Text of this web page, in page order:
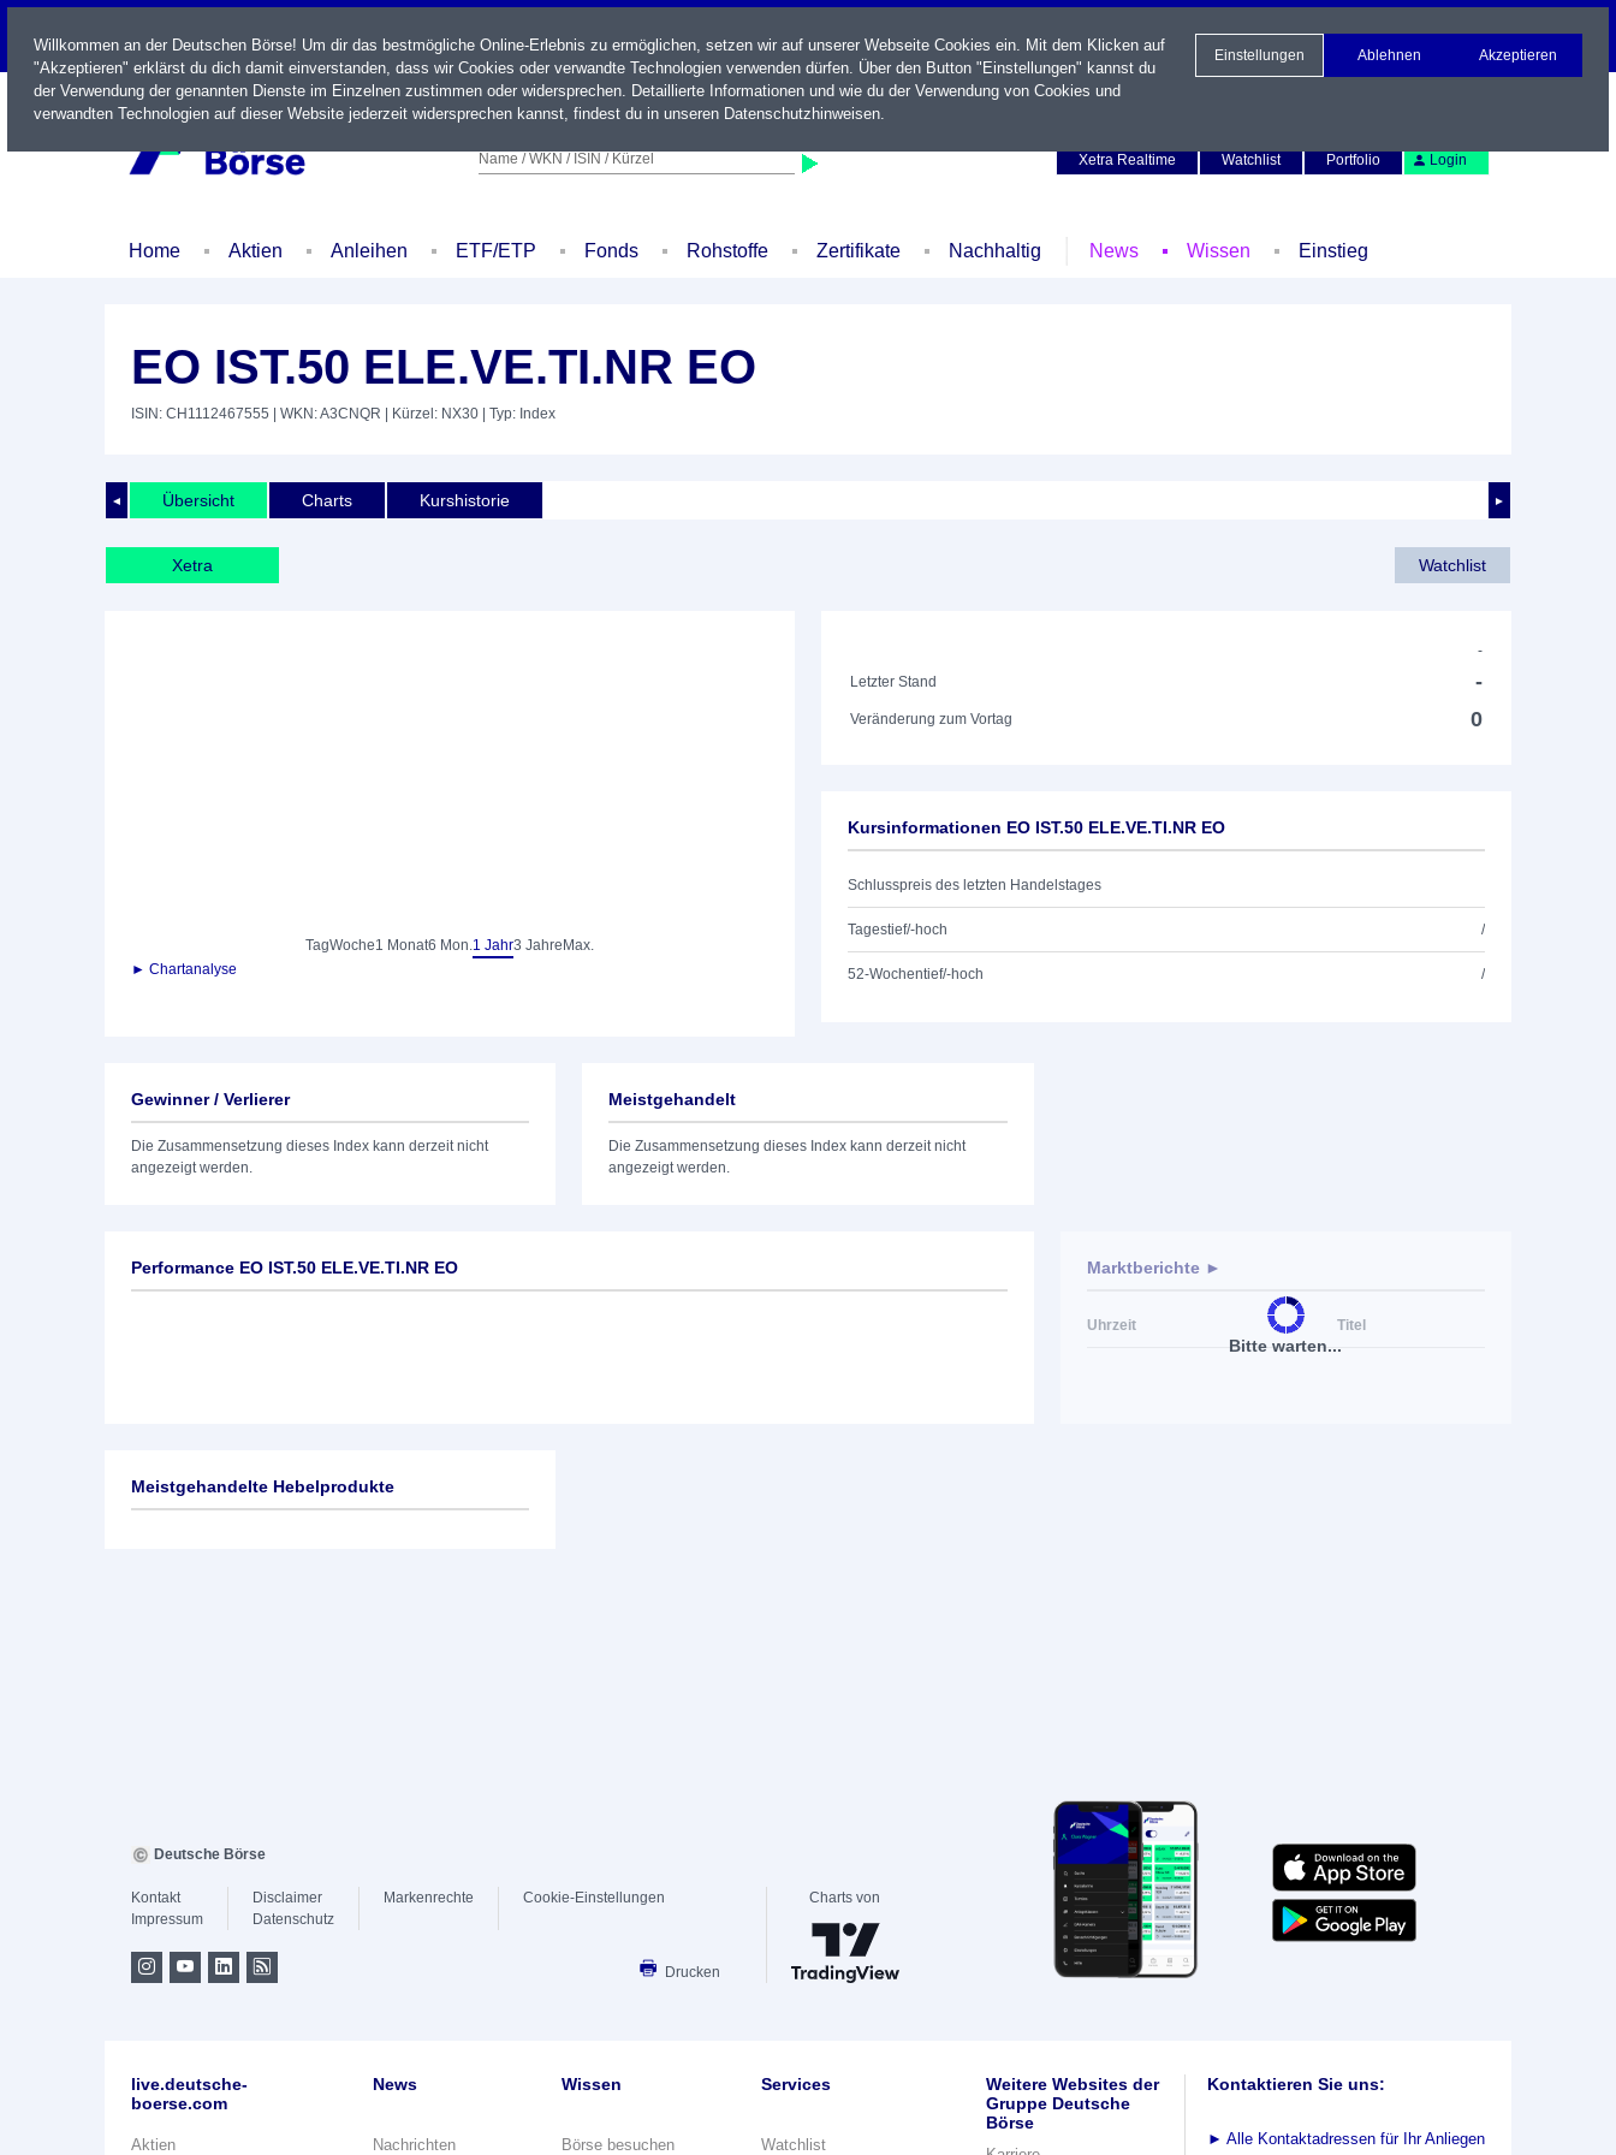
LIVE
Name / WKN / ISIN / Kürzel
Xetra Realtime
Watchlist Portfolio Login
Home Aktien Anleihen ETF/ETP Fonds Rohstoffe Zertifikate Nachhaltig News Wissen Einstieg
EO IST.50 ELE.VE.TI.NR EO
ISIN: CH1112467555 | WKN: A3CNQR | Kürzel: NX30 | Typ: Index
◄ ►
Übersicht Charts Kurshistorie
Xetra Watchlist
TagWoche1 Monat6 Mon.1 Jahr3 Jahre Max.
► Chartanalyse
-
Letzter Stand
-
Veränderung zum Vortag 0
Kursinformationen EO IST.50 ELE.VE.TI.NR EO
Schlusspreis des letzten Handelstages
Tagestief/-hoch /
52-Wochentief/-hoch /
Gewinner / Verlierer
Die Zusammensetzung dieses Index kann derzeit nicht
angezeigt werden.
Meistgehandelt
Die Zusammensetzung dieses Index kann derzeit nicht
angezeigt werden.
Performance EO IST.50 ELE.VE.TI.NR EO
Bitte warten...
Marktberichte ►
Uhrzeit Titel
Meistgehandelte Hebelprodukte
Willkommen an der Deutschen Börse! Um dir das bestmögliche Online-Erlebnis zu ermöglichen, setzen wir auf unserer Webseite Cookies ein. Mit dem Klicken auf
"Akzeptieren" erklärst du dich damit einverstanden, dass wir Cookies oder verwandte Technologien verwenden dürfen. Über den Button "Einstellungen" kannst du
der Verwendung der genannten Dienste im Einzelnen zustimmen oder widersprechen. Detaillierte Informationen und wie du der Verwendung von Cookies und
verwandten Technologien auf dieser Website jederzeit widersprechen kannst, findest du in unseren Datenschutzhinweisen.
Einstellungen Ablehnen Akzeptieren
Deutsche Börse
Kontakt
Impressum
Disclaimer
Datenschutz
Markenrechte Cookie-Einstellungen
Drucken
Charts von
live.deutsche-
boerse.com
Aktien
News
Nachrichten
Wissen
Börse besuchen
Services
Watchlist
Weitere Websites der
Gruppe Deutsche
Börse
Kontaktieren Sie uns:
► Alle Kontaktadressen für Ihr Anliegen